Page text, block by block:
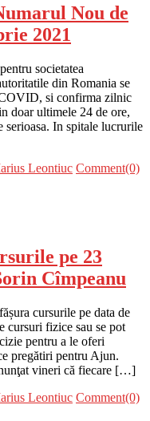
Nou de
2021
societatea
din Romania se
si confirma zilnic
doar ultimele 24 de ore,
serioasa. In spitale lucrurile
Leontiuc Comment(0)
pe 23
Cîmpeanu
cursurile pe data de
cursuri fizice sau se pot
pentru a le oferi
pregătiri pentru Ajun.
vineri că fiecare […]
Leontiuc Comment(0)